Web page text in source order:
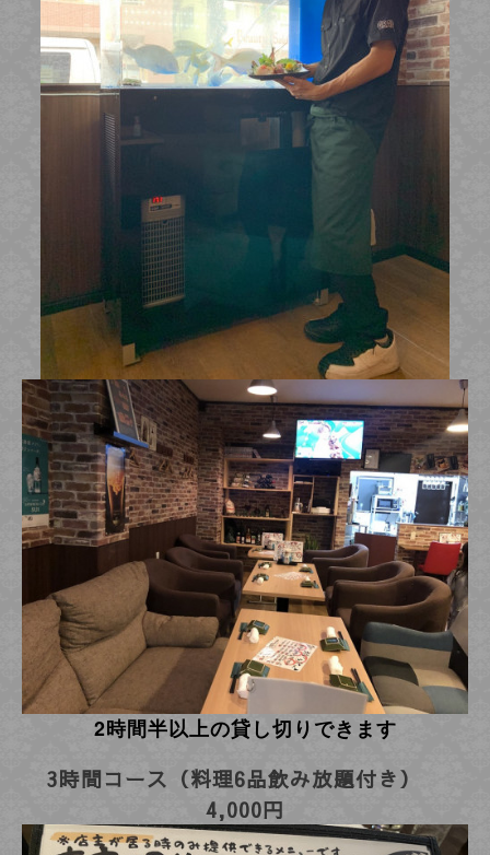
2時間半以上の貸し切りできます
3時間コース（料理6品飲み放題付き）
4,000円